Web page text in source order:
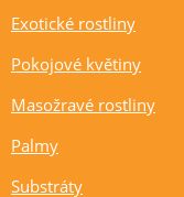
Exotické rostliny
Pokojové květiny
Masožravé rostliny
Palmy
Substráty